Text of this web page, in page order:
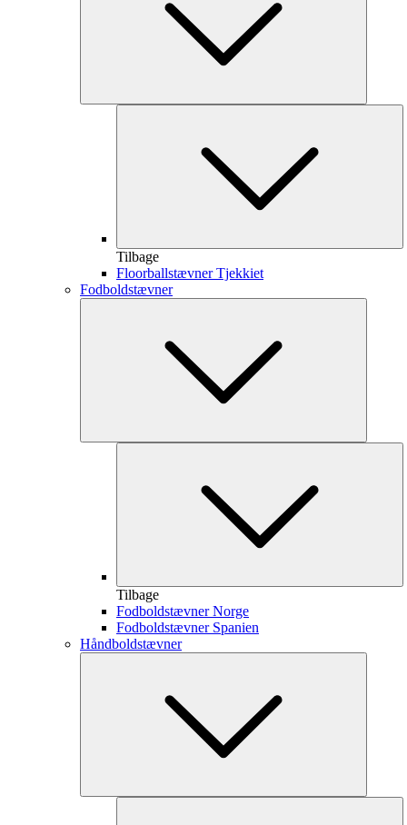
Tilbage
Floorballstævner Tjekkiet
Fodboldstævner
Tilbage
Fodboldstævner Norge
Fodboldstævner Spanien
Håndboldstævner